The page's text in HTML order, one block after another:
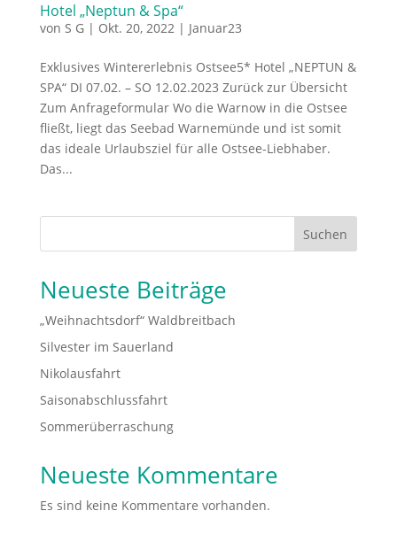
Hotel „Neptun & Spa“
von S G| Okt. 20, 2022| Januar23
Exklusives Wintererlebnis Ostsee5* Hotel „NEPTUN &
SPA“ DI 07.02. – SO 12.02.2023 Zurück zur Übersicht
Zum Anfrageformular Wo die Warnow in die Ostsee
fließt, liegt das Seebad Warnemünde und ist somit
das ideale Urlaubsziel für alle Ostsee-Liebhaber.
Das...
Suchen
Neueste Beiträge
„Weihnachtsdorf“ Waldbreitbach
Silvester im Sauerland
Nikolausfahrt
Saisonabschlussfahrt
Sommerüberraschung
Neueste Kommentare
Es sind keine Kommentare vorhanden.